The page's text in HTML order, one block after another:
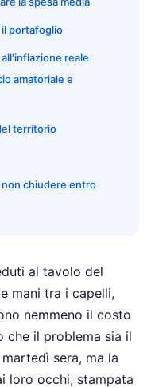
portafoglio
reale
amatoriale e
territorio
chiudere entro
al tavolo del
mani tra i capelli,
nemmeno il costo
che il problema sia il
sera, ma la
loro occhi, stampata